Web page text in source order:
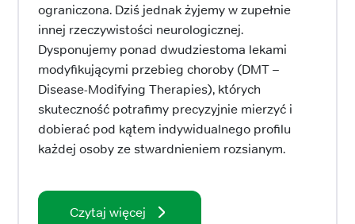
ograniczona. Dziś jednak żyjemy w zupełnie
innej rzeczywistości neurologicznej.
Dysponujemy ponad dwudziestoma lekami
modyfikującymi przebieg choroby (DMT –
Disease-Modifying Therapies), których
skuteczność potrafimy precyzyjnie mierzyć i
dobierać pod kątem indywidualnego profilu
każdej osoby ze stwardnieniem rozsianym.
Czytaj więcej